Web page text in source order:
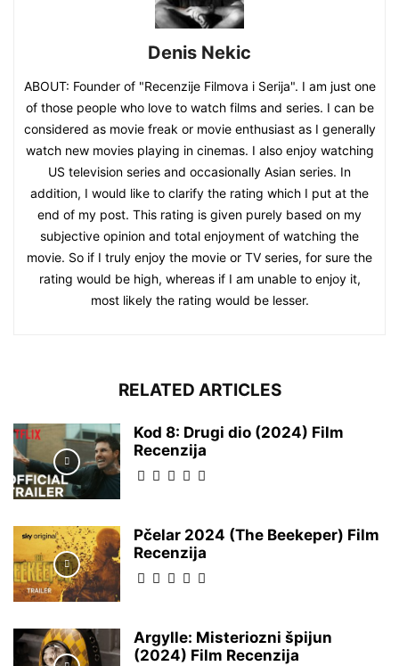
Denis Nekic
ABOUT: Founder of "Recenzije Filmova i Serija". I am just one
of those people who love to watch films and series. I can be
considered as movie freak or movie enthusiast as I generally
watch new movies playing in cinemas. I also enjoy watching
US television series and occasionally Asian series. In
addition, I would like to clarify the rating which I put at the
end of my post. This rating is given purely based on my
subjective opinion and total enjoyment of watching the
movie. So if I truly enjoy the movie or TV series, for sure the
rating would be high, whereas if I am unable to enjoy it,
most likely the rating would be lesser.
RELATED ARTICLES
Kod 8: Drugi dio (2024) Film
Recenzija
Pčelar 2024 (The Beekeper) Film
Recenzija
Argylle: Misteriozni špijun
(2024) Film Recenzija